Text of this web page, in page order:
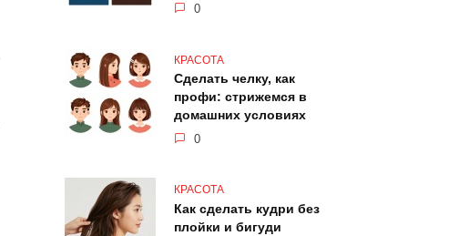
0
КРАСОТА
Сделать челку, как
профи: стрижемся в
домашних условиях
0
КРАСОТА
Как сделать кудри без
плойки и бигуди